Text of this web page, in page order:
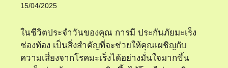
15/04/2025
ในชีวิตประจำวันของคุณ การมี ประกันภัยมะเร็ง
ช่องท้อง เป็นสิ่งสำคัญที่จะช่วยให้คุณเผชิญกับ
ความเสี่ยงจากโรคมะเร็งได้อย่างมั่นใจมากขึ้น